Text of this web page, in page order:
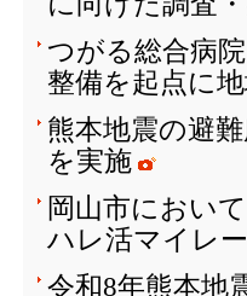
つがる総合病
整備を起点に
熊本地震の避
を実施
岡山市におい
ハレ活マイレ
令和8年熊本地